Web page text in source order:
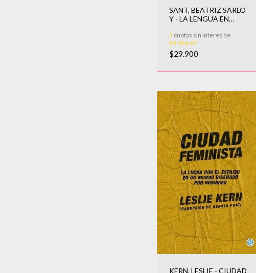
SANT, BEATRIZ SARLO
Y - LA LENGUA EN
3 cuotas sin interés de
$9.966,67
$29.900
KERN, LESLIE - CIUDAD